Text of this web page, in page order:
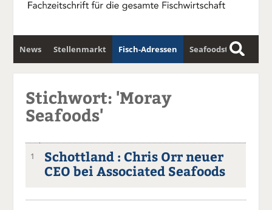
News Stellenmarkt Fisch-Adressen Seafoodstar
Fischwirtschafts-Gipfel Newsletter
S
u
Stichwort: 'Moray
Seafoods'
1
Schottland : Chris Orr neuer
CEO bei Associated Seafoods